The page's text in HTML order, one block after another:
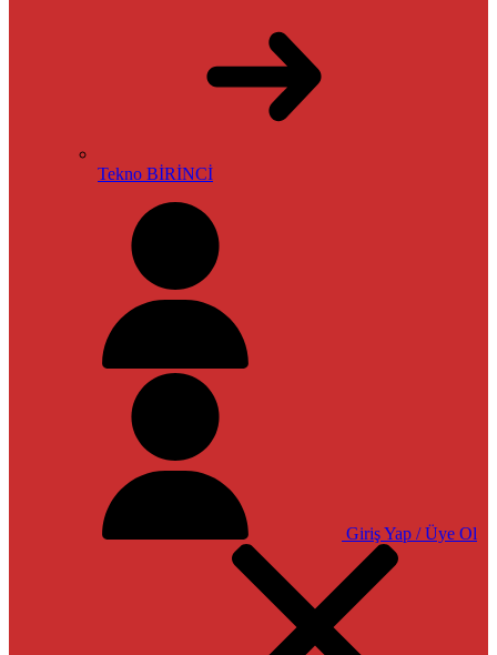
Tekno BİRİNCİ
Giriş Yap / Üye Ol